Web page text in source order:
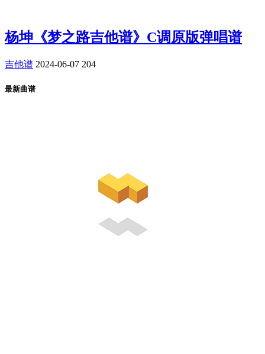
杨坤《梦之路吉他谱》C调原版弹唱谱
吉他谱 2024-06-07 204
最新曲谱